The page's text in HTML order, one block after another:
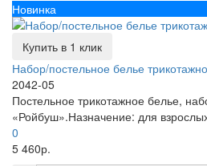
Новинка
Купить в 1 клик
Набор/постельное белье
2042-05
Постельное трикотажное белье,
«Ройбуш».Назначение: для
0
5 460р.